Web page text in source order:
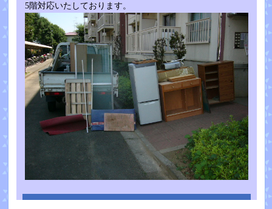
5階対応いたしております。